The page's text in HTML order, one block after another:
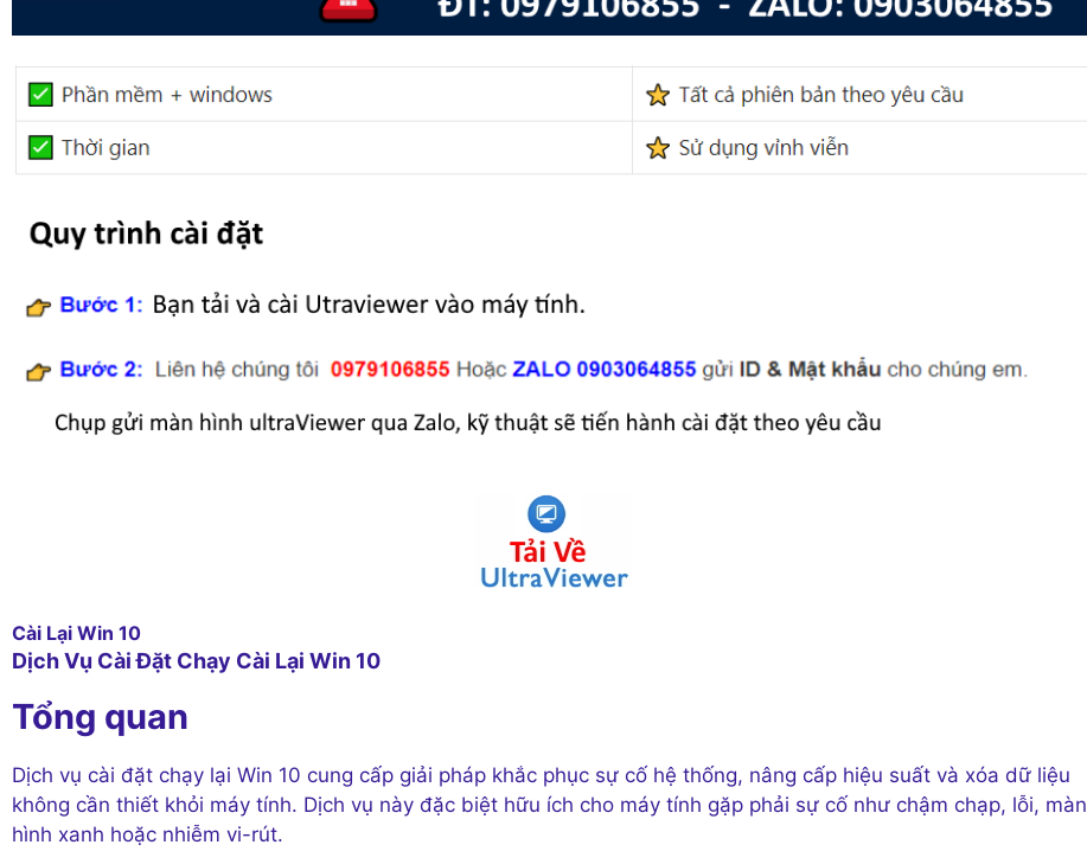
Cài Lại Win 10
Dịch Vụ Cài Đặt Chạy Cài Lại Win 10
Tổng quan
Dịch vụ cài đặt chạy lại Win 10 cung cấp giải pháp khắc phục sự cố hệ thống, nâng cấp hiệu suất và xóa dữ liệu
không cần thiết khỏi máy tính. Dịch vụ này đặc biệt hữu ích cho máy tính gặp phải sự cố như chậm chạp, lỗi, màn
hình xanh hoặc nhiễm vi-rút.